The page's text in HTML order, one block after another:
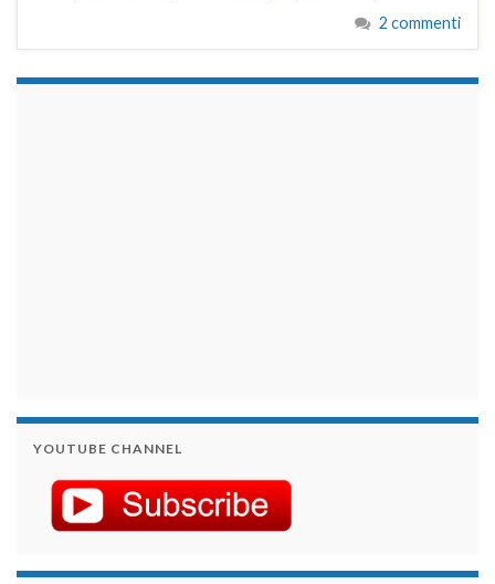
2 commenti
YOUTUBE CHANNEL